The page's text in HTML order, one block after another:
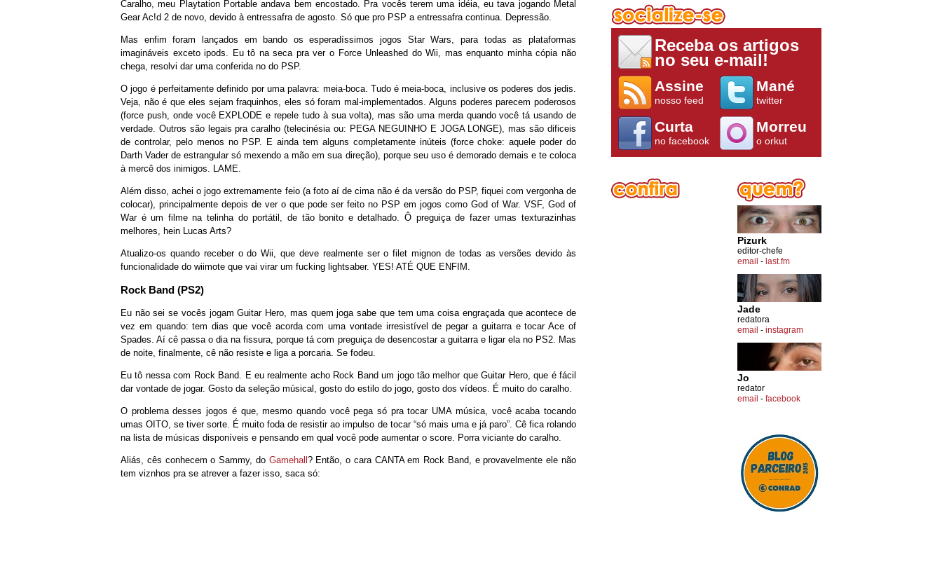
Caralho, meu Playtation Portable andava bem encostado. Pra vocês terem uma idéia, eu tava jogando Metal
Gear Ac!d 2 de novo, devido à entressafra de agosto. Só que pro PSP a entressafra continua. Depressão.
Mas enfim foram lançados em bando os esperadíssimos jogos Star Wars, para todas as plataformas
imagináveis exceto ipods. Eu tô na seca pra ver o Force Unleashed do Wii, mas enquanto minha cópia não
chega, resolvi dar uma conferida no do PSP.
O jogo é perfeitamente definido por uma palavra: meia-boca. Tudo é meia-boca, inclusive os poderes dos jedis.
Veja, não é que eles sejam fraquinhos, eles só foram mal-implementados. Alguns poderes parecem poderosos
(force push, onde você EXPLODE e repele tudo à sua volta), mas são uma merda quando você tá usando de
verdade. Outros são legais pra caralho (telecinésia ou: PEGA NEGUINHO E JOGA LONGE), mas são dificeis
de controlar, pelo menos no PSP. E ainda tem alguns completamente inúteis (force choke: aquele poder do
Darth Vader de estrangular só mexendo a mão em sua direção), porque seu uso é demorado demais e te coloca
à mercê dos inimigos. LAME.
Além disso, achei o jogo extremamente feio (a foto aí de cima não é da versão do PSP, fiquei com vergonha de
colocar), principalmente depois de ver o que pode ser feito no PSP em jogos como God of War. VSF, God of
War é um filme na telinha do portátil, de tão bonito e detalhado. Ô preguiça de fazer umas texturazinhas
melhores, hein Lucas Arts?
Atualizo-os quando receber o do Wii, que deve realmente ser o filet mignon de todas as versões devido às
funcionalidade do wiimote que vai virar um fucking lightsaber. YES! ATÉ QUE ENFIM.
Rock Band (PS2)
Eu não sei se vocês jogam Guitar Hero, mas quem joga sabe que tem uma coisa engraçada que acontece de
vez em quando: tem dias que você acorda com uma vontade irresistível de pegar a guitarra e tocar Ace of
Spades. Aí cê passa o dia na fissura, porque tá com preguiça de desencostar a guitarra e ligar ela no PS2. Mas
de noite, finalmente, cê não resiste e liga a porcaria. Se fodeu.
Eu tô nessa com Rock Band. E eu realmente acho Rock Band um jogo tão melhor que Guitar Hero, que é fácil
dar vontade de jogar. Gosto da seleção músical, gosto do estilo do jogo, gosto dos vídeos. É muito do caralho.
O problema desses jogos é que, mesmo quando você pega só pra tocar UMA música, você acaba tocando
umas OITO, se tiver sorte. É muito foda de resistir ao impulso de tocar “só mais uma e já paro”. Cê fica rolando
na lista de músicas disponíveis e pensando em qual você pode aumentar o score. Porra viciante do caralho.
Aliás, cês conhecem o Sammy, do Gamehall ? Então, o cara CANTA em Rock Band, e provavelmente ele não
tem viznhos pra se atrever a fazer isso, saca só:
Receba os artigos
no seu e-mail!
Assine
nosso feed
Mané
twitter
Curta
no facebook
Morreu
o orkut
Pizurk
editor-chefe
email - last.fm
Jade
redatora
email - instagram
Jo
redator
email - facebook